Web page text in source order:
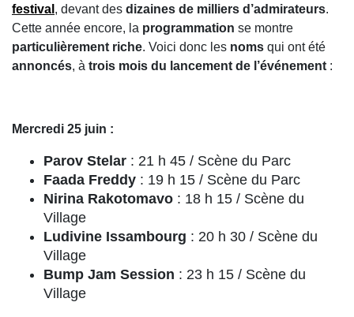
festival , devant des dizaines de milliers d’admirateurs.
Cette année encore, la programmation se montre
particulièrement riche. Voici donc les noms qui ont été
annoncés, à trois mois du lancement de l’événement :
Mercredi 25 juin :
Parov Stelar : 21 h 45 / Scène du Parc
Faada Freddy : 19 h 15 / Scène du Parc
Nirina Rakotomavo : 18 h 15 / Scène du
Village
Ludivine Issambourg : 20 h 30 / Scène du
Village
Bump Jam Session : 23 h 15 / Scène du
Village